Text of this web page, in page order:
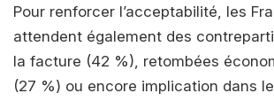
Pour renforcer l’acceptabilité, les
attendent également des
la facture (42 %), retombées
(27 %) ou encore implication dans